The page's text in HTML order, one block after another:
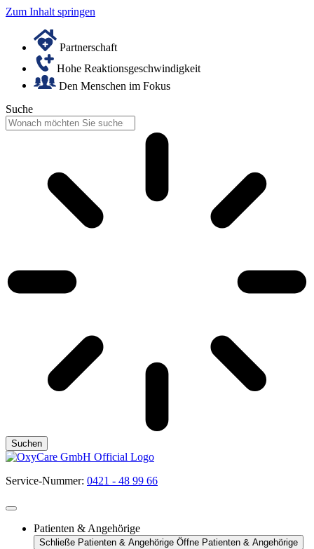
Zum Inhalt springen
Partnerschaft
Hohe Reaktionsgeschwindigkeit
Den Menschen im Fokus
Suche
Suchen
Service-Nummer: 0421 - 48 99 66
Patienten & Angehörige
Schließe Patienten & Angehörige Öffne Patienten & Angehörige